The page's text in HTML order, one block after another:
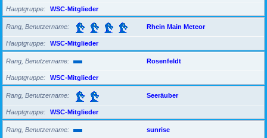
Hauptgruppe WSC-Mitglieder
Rang, Benutzername Rhein Main Meteor
Hauptgruppe WSC-Mitglieder
Rang, Benutzername Rosenfeldt
Hauptgruppe WSC-Mitglieder
Rang, Benutzername Seeräuber
Hauptgruppe WSC-Mitglieder
Rang, Benutzername sunrise